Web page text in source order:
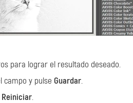
para lograr el resultado deseado.
campo y pulse Guardar.
Reiniciar.